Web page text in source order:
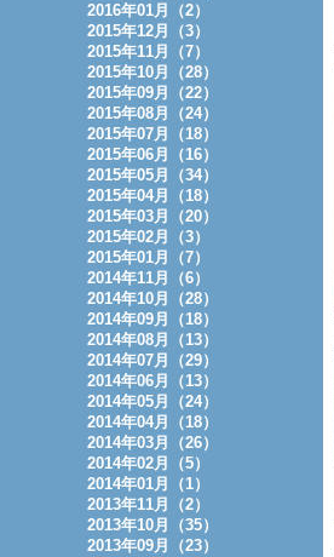
2016年01月（2）
2015年12月（3）
2015年11月（7）
2015年10月（28）
2015年09月（22）
2015年08月（24）
2015年07月（18）
2015年06月（16）
2015年05月（34）
2015年04月（18）
2015年03月（20）
2015年02月（3）
2015年01月（7）
2014年11月（6）
2014年10月（28）
2014年09月（18）
2014年08月（13）
2014年07月（29）
2014年06月（13）
2014年05月（24）
2014年04月（18）
2014年03月（26）
2014年02月（5）
2014年01月（1）
2013年11月（2）
2013年10月（35）
2013年09月（23）